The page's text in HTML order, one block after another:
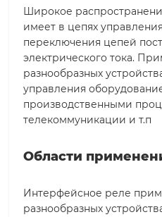
Широкое
имеет в цепях
переключения цепей
электрического тока.
разнообразных
управления
производственными
телекоммуникации и т.п
Области
Интерфейсное реле
разнообразных